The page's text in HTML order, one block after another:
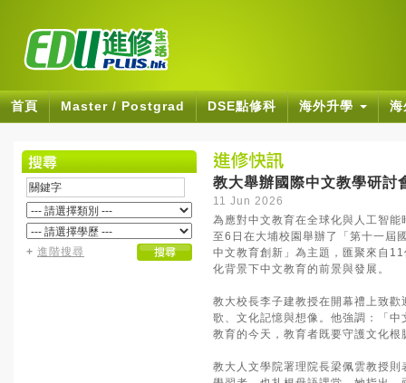
首頁 Master / Postgrad DSE點修科 海外升學
+ 進階搜尋
教大舉辦國際中文教學研討
11 Jun 2026
為應對中文教育在全球化與人工智
至6日在大埔校園舉辦了「第十一屆
中文教育創新」為主題，匯聚來自
化背景下中文教育的前景與發展。
教大校長李子建教授在開幕禮上致
歌、文化記憶與想像。他強調：「
教育的今天，教育者既要守護文化
教大人文學院署理院長梁佩雲教授